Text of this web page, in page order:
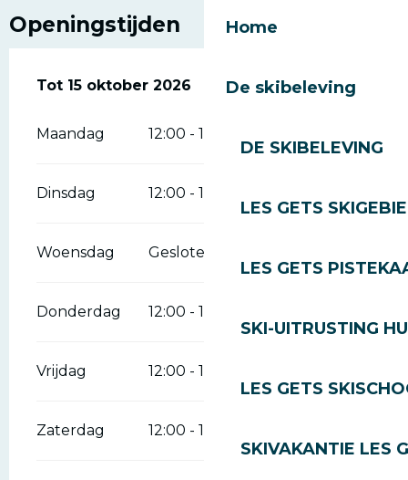
Home
De skibeleving
DE SKIBELEVING
LES GETS
LES GETS
SKI-UITRUSTING
LES GETS
SKIVAKANTIE LES
Openingstijden
Vanaf15 juni 2026tot 15 oktober 2026
Tot 15 oktober 2026
Maandag 12:00 - 14:00
Dinsdag 12:00 - 14:00
Woensdag Gesloten
Donderdag 12:00 - 14:00
Vrijdag 12:00 - 14:00
Zaterdag 12:00 - 14:00